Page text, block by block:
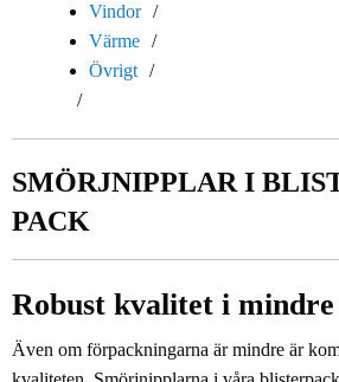
Vindor
Värme
Övrigt
SMÖRJNIPPLAR I
PACK
Robust kvalitet i
Även om förpackningarna är mindre är